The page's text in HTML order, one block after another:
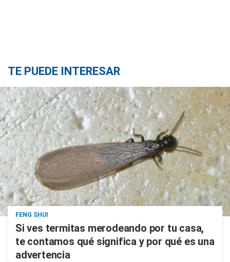
TE PUEDE INTERESAR
FENG SHUI
Si ves termitas merodeando por tu casa,
te contamos qué significa y por qué es una
advertencia